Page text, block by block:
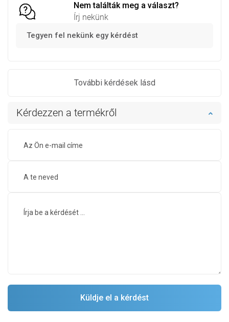
Nem találták meg a választ?
Írj nekünk
Tegyen fel nekünk egy kérdést
További kérdések lásd
Kérdezzen a termékről